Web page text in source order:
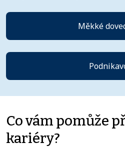
Měkké
Co vám pomůže
kariéry?